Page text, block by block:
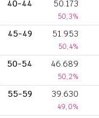
40-44 50.173
50,3%
45-49 51.953
50,4%
50-54 46.689
50,2%
55-59 39.630
49,0%